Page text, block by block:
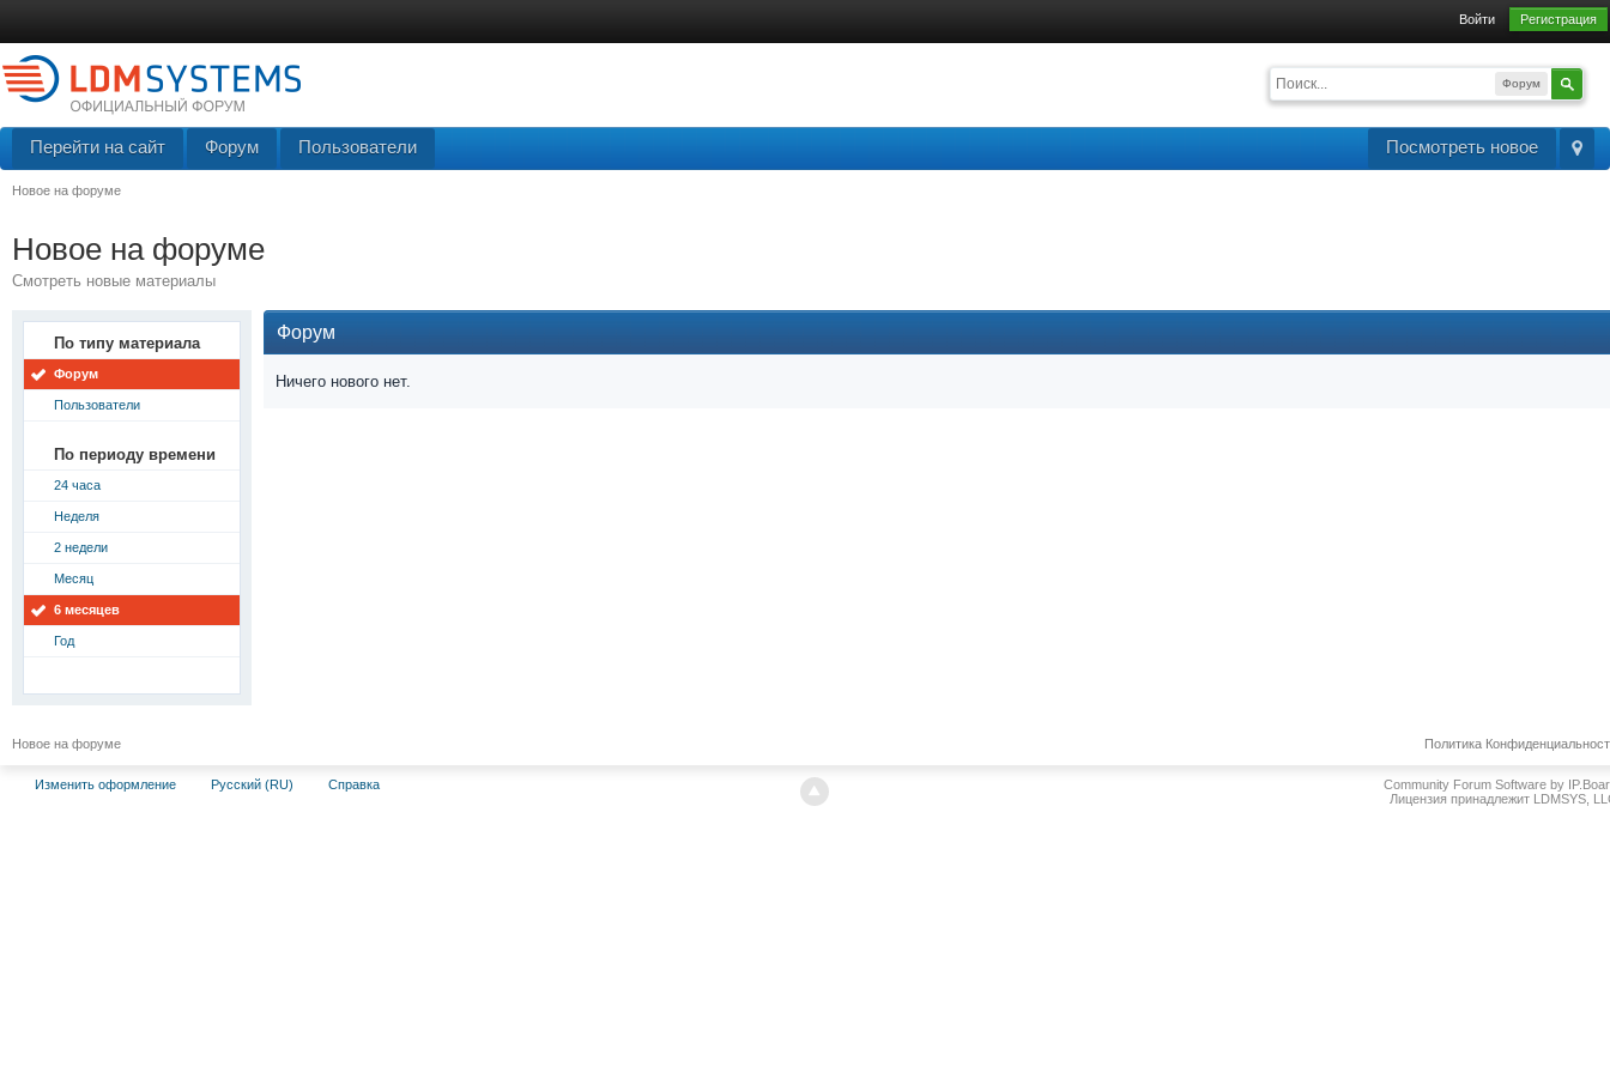
Войти Регистрация
Форум
Посмотреть новое
Перейти на сайт Форум Пользователи
Новое на форуме
Новое на форуме
Смотреть новые материалы
По типу материала
Форум
Пользователи
По периоду времени
24 часа
Неделя
2 недели
Месяц
6 месяцев
Год
Форум
Ничего нового нет.
Новое на форуме Политика
Изменить оформление Русский (RU) Справка
Community Forum Software by
Лицензия принадлежит LDMSYS,